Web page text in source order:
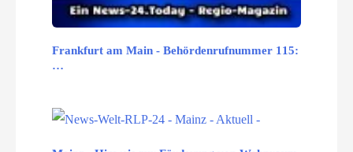
Frankfurt am Main - Behördenrufnummer 115:
…